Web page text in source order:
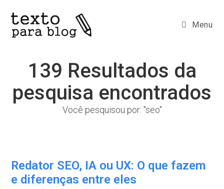
para
conteúdo
Menu
139 Resultados da
pesquisa encontrados
Você pesquisou por: "seo"
Redator SEO, IA ou UX: O que fazem
e diferenças entre eles